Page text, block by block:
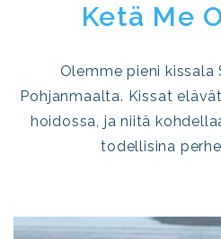
Ketä Me
Olemme pieni kissala
Pohjanmaalta. Kissat
hoidossa, ja niitä
todellisina